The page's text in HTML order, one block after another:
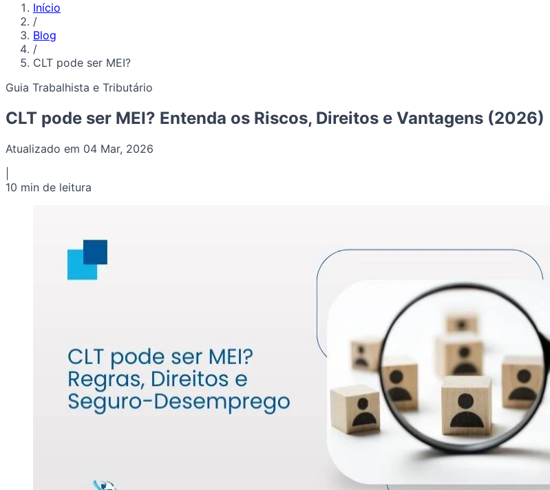
Início
/
Blog
/
CLT pode ser MEI?
Guia Trabalhista e Tributário
CLT pode ser MEI? Entenda os Riscos, Direitos e Vantagens (2026)
Atualizado em 04 Mar, 2026
10 min de leitura